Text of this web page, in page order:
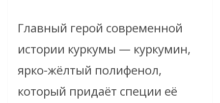
Главный герой современной
истории куркумы — куркумин,
ярко-жёлтый полифенол,
который придаёт специи её